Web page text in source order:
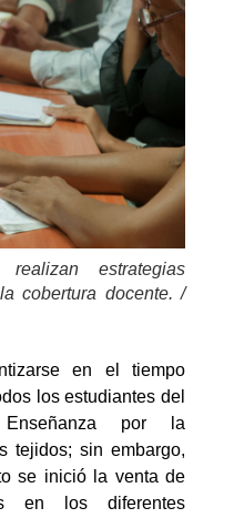
estrategias
cobertura docente. /
en el tiempo
los estudiantes del
por la
tejidos; sin embargo,
se inició la venta de
en los diferentes